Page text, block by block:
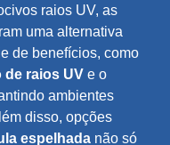
raios UV, as
uma alternativa
de benefícios, como
de raios UV e o
ambientes
disso, opções
espelhada não só